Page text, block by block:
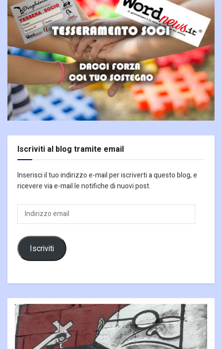
Iscriviti al blog tramite email
Inserisci il tuo indirizzo e-mail per iscriverti a questo blog, e
ricevere via e-mail le notifiche di nuovi post.
Indirizzo
email
Iscriviti